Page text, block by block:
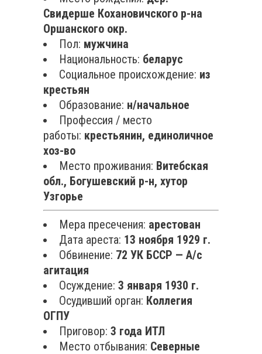
Свидерше Кохановичского р-на
Оршанского окр.
Пол: мужчина
Национальность: беларус
Социальное происхождение: из
крестьян
Образование: н/начальное
Профессия / место
работы: крестьянин, единоличное
хоз-во
Место проживания: Витебская
обл., Богушевский р-н, хутор
Узгорье
Мера пресечения: арестован
Дата ареста: 13 ноября 1929 г.
Обвинение: 72 УК БССР — А/с
агитация
Осуждение: 3 января 1930 г.
Осудивший орган: Коллегия
ОГПУ
Приговор: 3 года ИТЛ
Место отбывания: Северные